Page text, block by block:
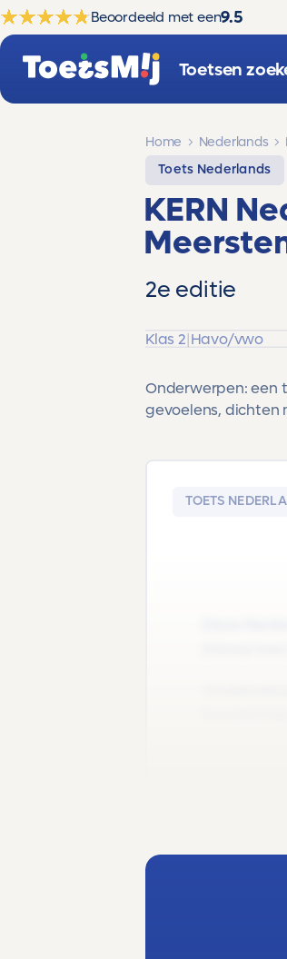
Beoordeeld met een9.5
Toetsen
Home Nederlands
Toets Nederlands
KERN
2e editie
Klas 2|Havo/vwo
Onderwerpen: een
gevoelens, dichten
TOETS